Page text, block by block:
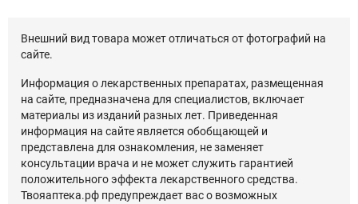
Внешний вид товара может отличаться от фотографий на
сайте.
Информация о лекарственных препаратах, размещенная
на сайте, предназначена для специалистов, включает
материалы из изданий разных лет. Приведенная
информация на сайте является обобщающей и
представлена для ознакомления, не заменяет
консультации врача и не может служить гарантией
положительного эффекта лекарственного средства.
Твояаптека.рф предупреждает вас о возможных